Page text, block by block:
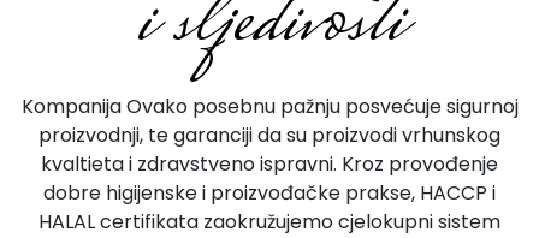
Kompanija Ovako posebnu pažnju posvećuje sigurnoj
proizvodnji, te garanciji da su proizvodi vrhunskog
kvaltieta i zdravstveno ispravni. Kroz provođenje
dobre higijenske i proizvođačke prakse, HACCP i
HALAL certifikata zaokružujemo cjelokupni sistem